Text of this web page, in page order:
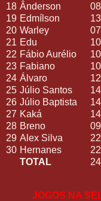
18 Ânderson
19 Edmílson
20 Warley
21 Edu
22 Fábio Aurélio
23 Fabiano
24 Álvaro
25 Júlio Santos
26 Júlio Baptista
27 Kaká
28 Breno
29 Alex Silva
30 Hernanes
TOTAL
JOGOS NA